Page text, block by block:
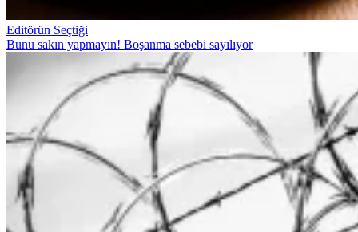
Editörün Seçtiği
Bunu sakın yapmayın! Boşanma sebebi sayılıyor